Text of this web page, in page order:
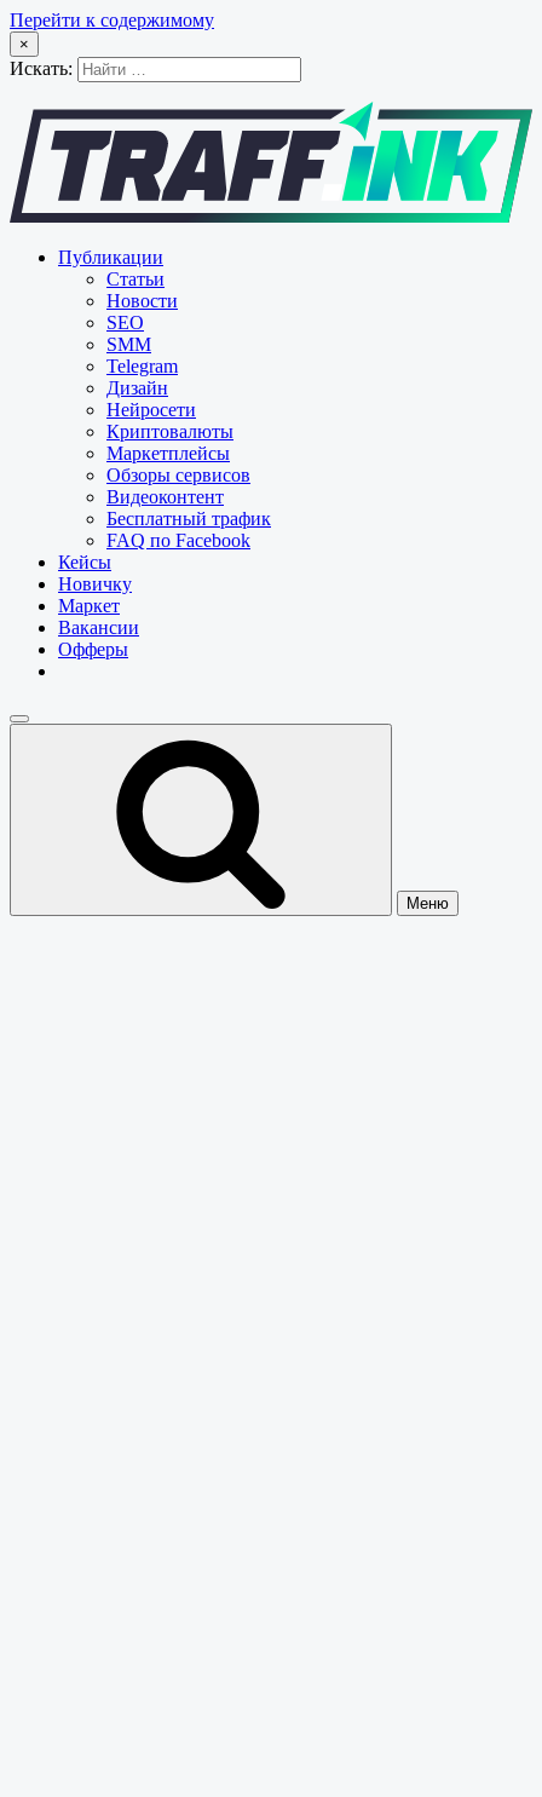
Перейти к содержимому
×
Искать:
Публикации
Статьи
Новости
SEO
SMM
Telegram
Дизайн
Нейросети
Криптовалюты
Маркетплейсы
Обзоры сервисов
Видеоконтент
Бесплатный трафик
FAQ по Facebook
Кейсы
Новичку
Маркет
Вакансии
Офферы
Меню